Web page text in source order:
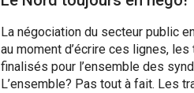
La négociation du secteur public
au moment d’écrire ces lignes,
finalisés pour l’ensemble des
L’ensemble? Pas tout à fait. Les